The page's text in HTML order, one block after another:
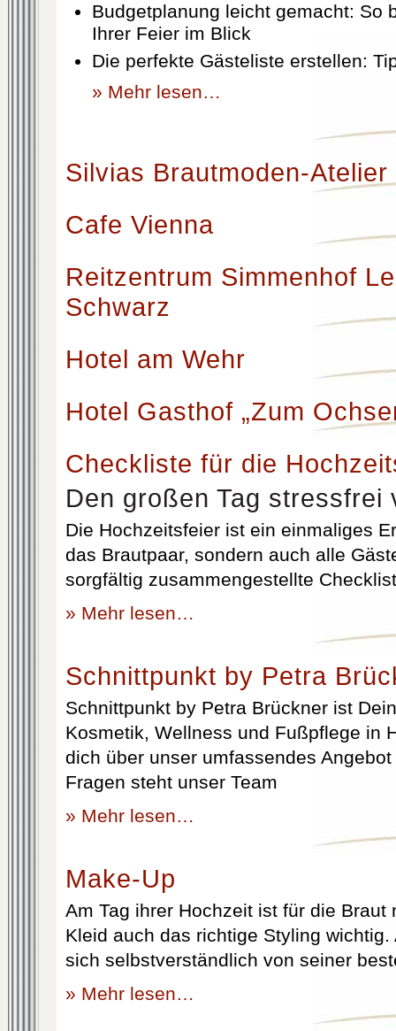
Budgetplanung leicht gemacht: So
Ihrer Feier im Blick
Die perfekte Gästeliste erstellen:
» Mehr lesen…
Silvias Brautmoden-Atelier
Cafe Vienna
Reitzentrum Simmenhof
Schwarz
Hotel am Wehr
Hotel Gasthof „Zum
Checkliste für die
Den großen Tag stressfrei
Die Hochzeitsfeier ist ein einmaliges
das Brautpaar, sondern auch alle
sorgfältig zusammengestellte
» Mehr lesen…
Schnittpunkt by Petra
Schnittpunkt by Petra Brückner ist
Kosmetik, Wellness und Fußpflege in
dich über unser umfassendes
Fragen steht unser Team
» Mehr lesen…
Make-Up
Am Tag ihrer Hochzeit ist für die Braut
Kleid auch das richtige Styling
sich selbstverständlich von seiner
» Mehr lesen…